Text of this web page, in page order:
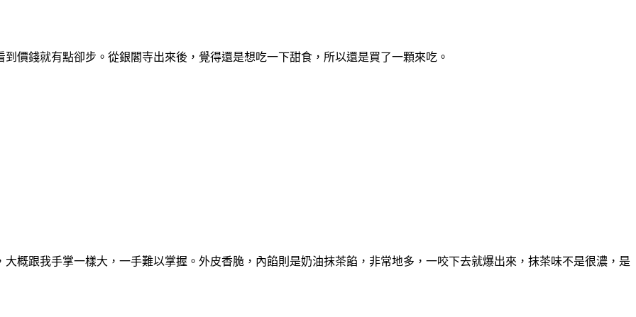
價錢就有點卻步。從銀閣寺出來後，覺得還是想吃一下甜食，所以還是買了一顆來吃。
概跟我手掌一樣大，一手難以掌握。外皮香脆，內餡則是奶油抹茶餡，非常地多，一咬下去就爆出來，抹茶味不是很濃，是